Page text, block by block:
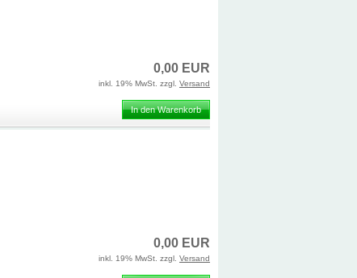
0,00 EUR
inkl. 19% MwSt. zzgl. Versand
In den Warenkorb
0,00 EUR
inkl. 19% MwSt. zzgl. Versand